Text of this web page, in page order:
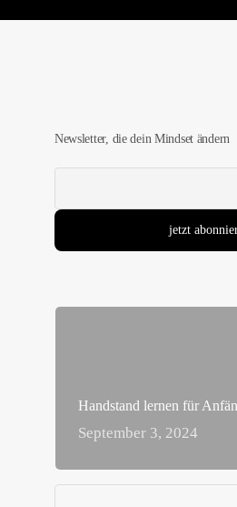
Newsletter, die dein Mindset ändern
Handstand lernen für
September 3, 2024